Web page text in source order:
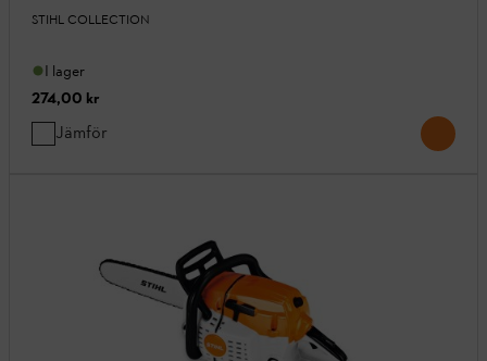
STIHL COLLECTION
I lager
274,00 kr
Jämför